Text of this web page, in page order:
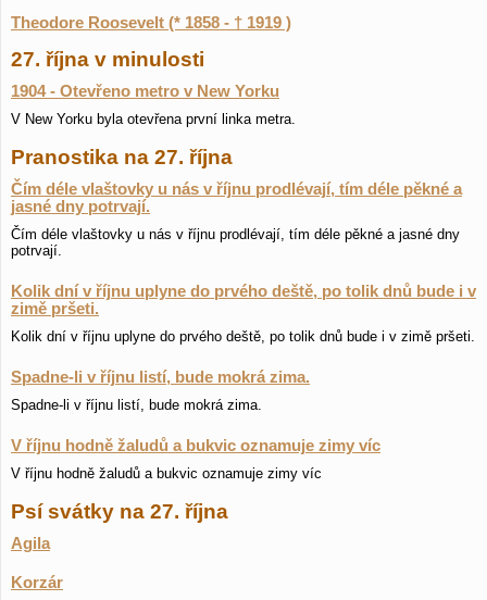
Theodore Roosevelt (* 1858 - † 1919 )
27. října v minulosti
1904 - Otevřeno metro v New Yorku
V New Yorku byla otevřena první linka metra.
Pranostika na 27. října
Čím déle vlaštovky u nás v říjnu prodlévají, tím déle pěkné a
jasné dny potrvají.
Čím déle vlaštovky u nás v říjnu prodlévají, tím déle pěkné a jasné dny
potrvají.
Kolik dní v říjnu uplyne do prvého deště, po tolik dnů bude i v
zimě pršeti.
Kolik dní v říjnu uplyne do prvého deště, po tolik dnů bude i v zimě pršeti.
Spadne-li v říjnu listí, bude mokrá zima.
Spadne-li v říjnu listí, bude mokrá zima.
V říjnu hodně žaludů a bukvic oznamuje zimy víc
V říjnu hodně žaludů a bukvic oznamuje zimy víc
Psí svátky na 27. října
Agila
Korzár